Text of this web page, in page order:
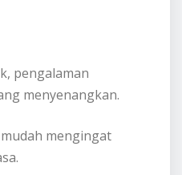
pengalaman
menyenangkan.
mengingat